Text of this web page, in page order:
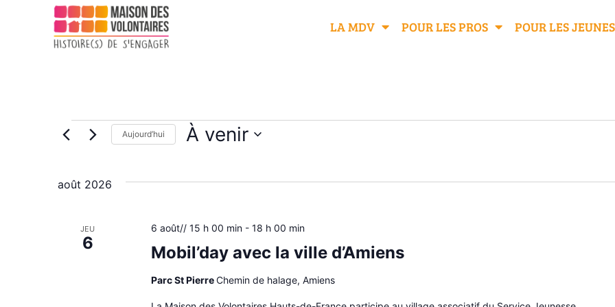
LA MDV POUR LES PROS POUR LES JEUNES
Aujourd’hui À venir
août 2026
JEU
6 Mobil’day avec la ville d’Amiens
6 août// 15 h 00 min- 18 h 00 min
Parc St PierreChemin de halage, Amiens